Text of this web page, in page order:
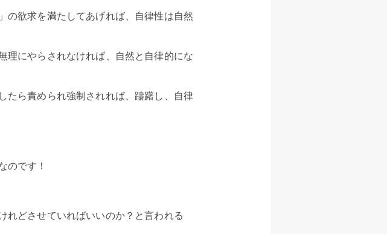
の欲求を満たしてあげれば、自律性は自然
理にやらされなければ、自然と自律的にな
たら責められ強制されれば、躊躇し、自律
のです！
れどさせていればいいのか？と言われる